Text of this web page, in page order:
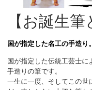
【お誕生筆
国が指定した名工の手造り。
国が指定した伝統工芸士に
手造りの筆です。
一生に一度、そしてこの世